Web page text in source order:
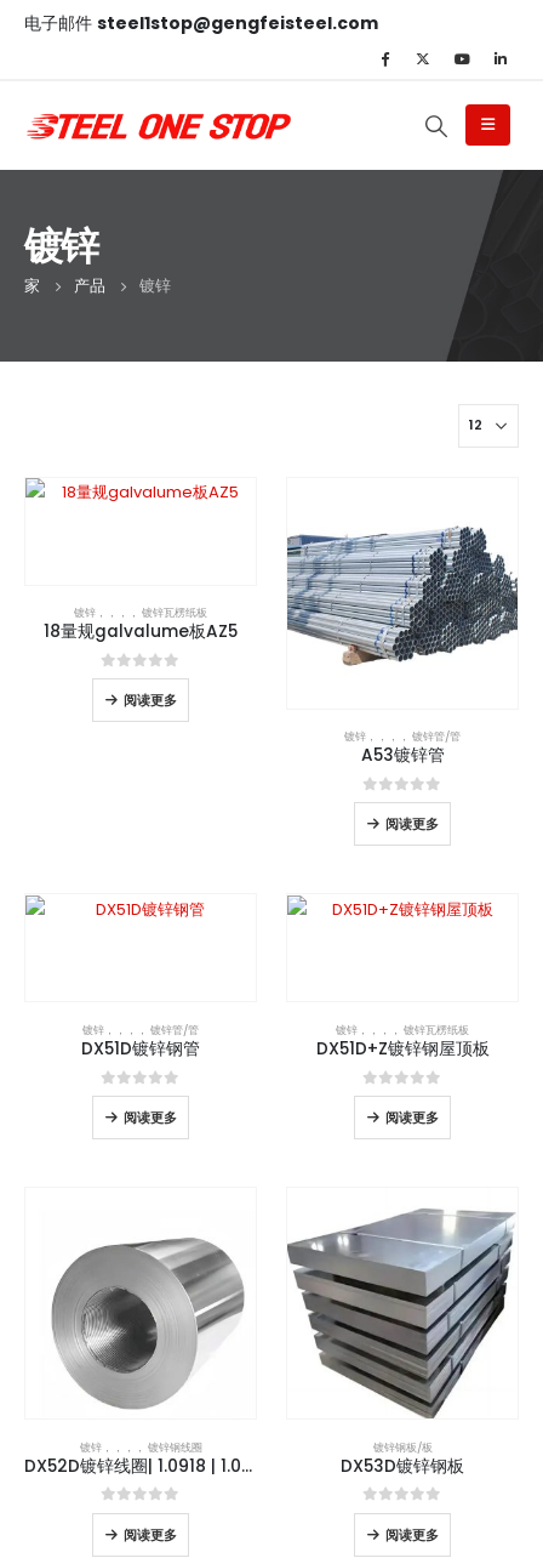
电子邮件 steel1stop@gengfeisteel.com
镀锌
家 产品 镀锌
镀锌 ，，，， 镀锌瓦楞纸板
18量规galvalume板AZ5
05分
阅读更多
镀锌 ，，，， 镀锌管/管
A53镀锌管
05分
阅读更多
镀锌 ，，，， 镀锌管/管
DX51D镀锌钢管
05分
阅读更多
镀锌 ，，，， 镀锌瓦楞纸板
DX51D+Z镀锌钢屋顶板
05分
阅读更多
镀锌，，，， 镀锌钢线圈
DX52D镀锌线圈| 1.0918 | 1.0350
05分
阅读更多
镀锌钢板/板
DX53D镀锌钢板
05分
阅读更多